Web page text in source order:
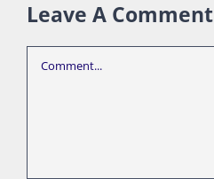
Leave A Comment
Comment